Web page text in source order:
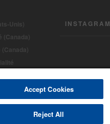
Refinish
INSTAGRAM
Accept Cookies
Reject All